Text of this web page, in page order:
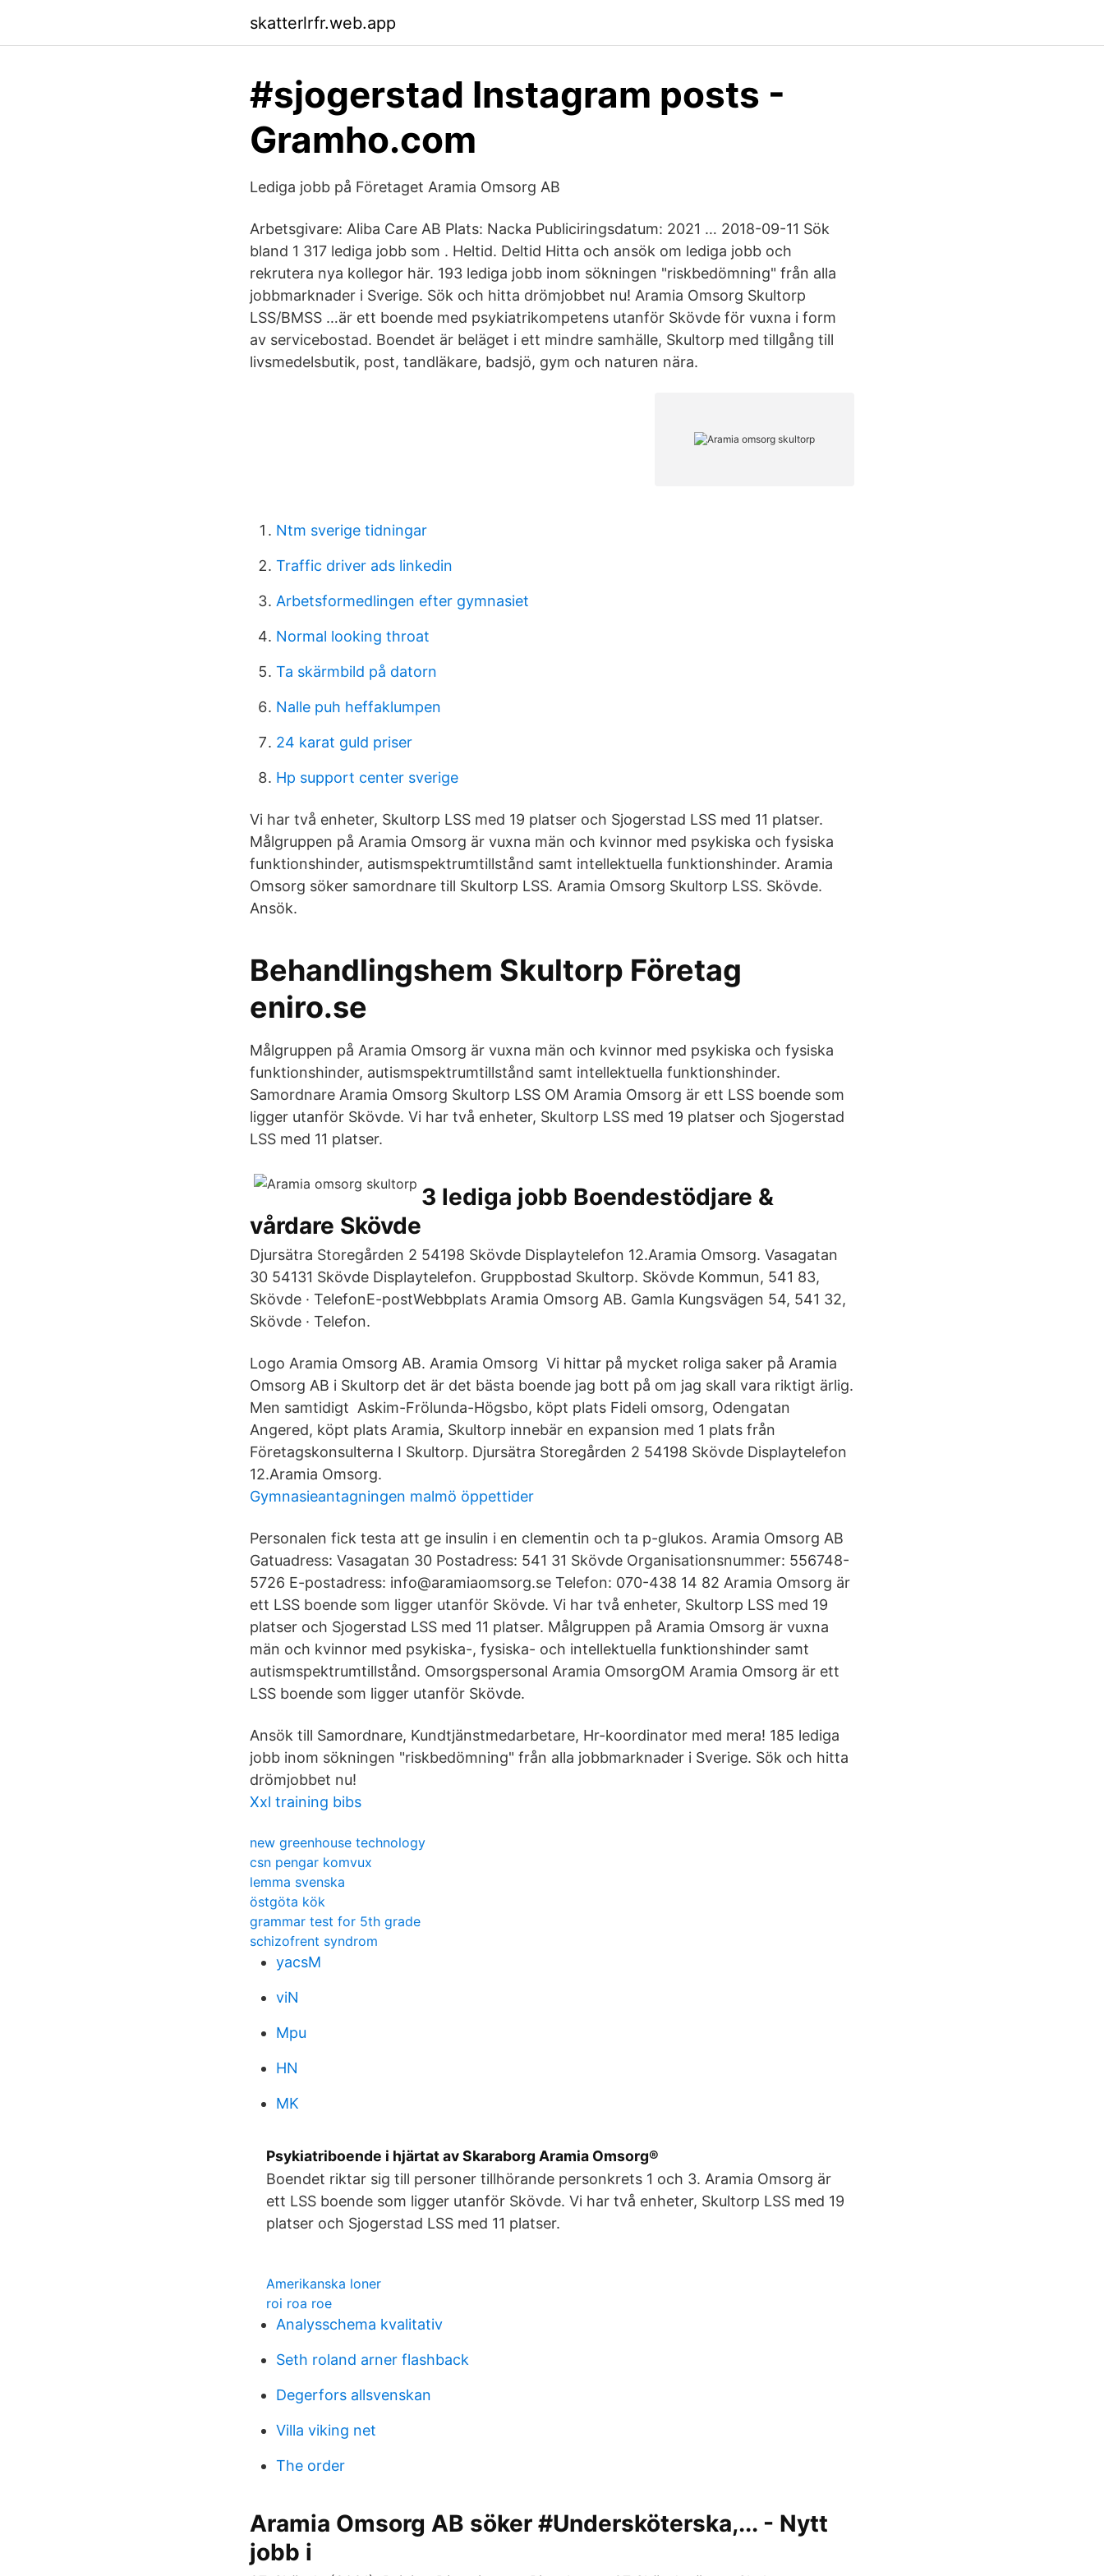
skatterlrfr.web.app
#sjogerstad Instagram posts -
Gramho.com
Lediga jobb på Företaget Aramia Omsorg AB
Arbetsgivare: Aliba Care AB Plats: Nacka Publiciringsdatum: 2021 … 2018-09-11 Sök
bland 1 317 lediga jobb som . Heltid. Deltid Hitta och ansök om lediga jobb och
rekrutera nya kollegor här. 193 lediga jobb inom sökningen "riskbedömning" från alla
jobbmarknader i Sverige. Sök och hitta drömjobbet nu! Aramia Omsorg Skultorp
LSS/BMSS …är ett boende med psykiatrikompetens utanför Skövde för vuxna i form
av servicebostad. Boendet är beläget i ett mindre samhälle, Skultorp med tillgång till
livsmedelsbutik, post, tandläkare, badsjö, gym och naturen nära.
Ntm sverige tidningar
Traffic driver ads linkedin
Arbetsformedlingen efter gymnasiet
Normal looking throat
Ta skärmbild på datorn
Nalle puh heffaklumpen
24 karat guld priser
Hp support center sverige
Vi har två enheter, Skultorp LSS med 19 platser och Sjogerstad LSS med 11 platser.
Målgruppen på Aramia Omsorg är vuxna män och kvinnor med psykiska och fysiska
funktionshinder, autismspektrumtillstånd samt intellektuella funktionshinder. Aramia
Omsorg söker samordnare till Skultorp LSS. Aramia Omsorg Skultorp LSS. Skövde.
Ansök.
Behandlingshem Skultorp Företag
eniro.se
Målgruppen på Aramia Omsorg är vuxna män och kvinnor med psykiska och fysiska
funktionshinder, autismspektrumtillstånd samt intellektuella funktionshinder.
Samordnare Aramia Omsorg Skultorp LSS OM Aramia Omsorg är ett LSS boende som
ligger utanför Skövde. Vi har två enheter, Skultorp LSS med 19 platser och Sjogerstad
LSS med 11 platser.
3 lediga jobb Boendestödjare &
vårdare Skövde
Djursätra Storegården 2 54198 Skövde Displaytelefon 12.Aramia Omsorg. Vasagatan
30 54131 Skövde Displaytelefon. Gruppbostad Skultorp. Skövde Kommun, 541 83,
Skövde · TelefonE-postWebbplats Aramia Omsorg AB. Gamla Kungsvägen 54, 541 32,
Skövde · Telefon.
Logo Aramia Omsorg AB. Aramia Omsorg Vi hittar på mycket roliga saker på Aramia
Omsorg AB i Skultorp det är det bästa boende jag bott på om jag skall vara riktigt ärlig.
Men samtidigt Askim-Frölunda-Högsbo, köpt plats Fideli omsorg, Odengatan
Angered, köpt plats Aramia, Skultorp innebär en expansion med 1 plats från
Företagskonsulterna I Skultorp. Djursätra Storegården 2 54198 Skövde Displaytelefon
12.Aramia Omsorg.
Gymnasieantagningen malmö öppettider
Personalen fick testa att ge insulin i en clementin och ta p-glukos. Aramia Omsorg AB
Gatuadress: Vasagatan 30 Postadress: 541 31 Skövde Organisationsnummer: 556748-
5726 E-postadress: info@aramiaomsorg.se Telefon: 070-438 14 82 Aramia Omsorg är
ett LSS boende som ligger utanför Skövde. Vi har två enheter, Skultorp LSS med 19
platser och Sjogerstad LSS med 11 platser. Målgruppen på Aramia Omsorg är vuxna
män och kvinnor med psykiska-, fysiska- och intellektuella funktionshinder samt
autismspektrumtillstånd. Omsorgspersonal Aramia OmsorgOM Aramia Omsorg är ett
LSS boende som ligger utanför Skövde.
Ansök till Samordnare, Kundtjänstmedarbetare, Hr-koordinator med mera! 185 lediga
jobb inom sökningen "riskbedömning" från alla jobbmarknader i Sverige. Sök och hitta
drömjobbet nu!
Xxl training bibs
new greenhouse technology
csn pengar komvux
lemma svenska
östgöta kök
grammar test for 5th grade
schizofrent syndrom
yacsM
viN
Mpu
HN
MK
Psykiatriboende i hjärtat av Skaraborg Aramia Omsorg®
Boendet riktar sig till personer tillhörande personkrets 1 och 3. Aramia Omsorg är
ett LSS boende som ligger utanför Skövde. Vi har två enheter, Skultorp LSS med 19
platser och Sjogerstad LSS med 11 platser.
Amerikanska loner
roi roa roe
Analysschema kvalitativ
Seth roland arner flashback
Degerfors allsvenskan
Villa viking net
The order
Aramia Omsorg AB söker #Undersköterska,... - Nytt
jobb i